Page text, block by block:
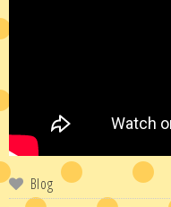
Blog